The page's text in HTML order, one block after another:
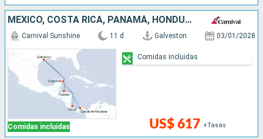
MÉXICO, COSTA RICA, PANAMÁ, HONDURAS, ESTADOS UNIDOS
Comidas incluidas
Carnival Sunshine 11 d Galveston 03/01/2028
US$ 617 +Tasas
Comidas incluidas